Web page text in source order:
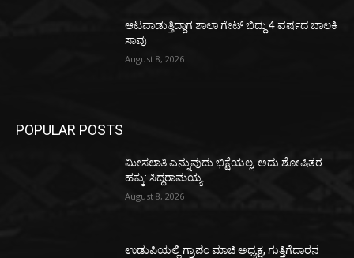
ಆಟವಾಡುತ್ತಿದ್ದಾಗ ಶಾಲಾ ಗೇಟ್‌ ಬಿದ್ದು 4 ವರ್ಷದ ಬಾಲಕಿ
ಸಾವು
August 8, 2026
POPULAR POSTS
ಮೀಸಲಾತಿ ಎನ್ನುವುದು ಭಿಕ್ಷೆಯಲ್ಲ, ಅದು ಶೋಷಿತರ
ಹಕ್ಕು: ಸಿದ್ದರಾಮಯ್ಯ
August 8, 2026
ಉಡುಪಿಯಲ್ಲಿ ಗ್ರಾಪಂ ಮಾಜಿ ಅಧ್ಯಕ್ಷ, ಗುತ್ತಿಗೆದಾರನ